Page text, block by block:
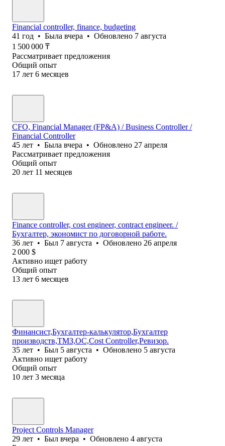
Financial controller, finance, budgeting
41 год • Была вчера • Обновлено 7 августа
1 500 000 ₸
Рассматривает предложения
Общий опыт
17 лет 6 месяцев
CFO, Financial Manager (FP&A) / Business Controller /
Financial Controller
45 лет • Была вчера • Обновлено 27 апреля
Рассматривает предложения
Общий опыт
20 лет 11 месяцев
Finance controller, cost engineer, contract engineer. /
Бухгалтер, экономист по договорной работе.
36 лет • Был 7 августа • Обновлено 26 апреля
2 000 $
Активно ищет работу
Общий опыт
13 лет 6 месяцев
Финансист,Бухгалтер-калькулятор,Бухгалтер
производств,ТМЗ,ОС,Cost Controller,Ревизор.
35 лет • Был 5 августа • Обновлено 5 августа
Активно ищет работу
Общий опыт
10 лет 3 месяца
Project Controls Manager
29 лет • Был вчера • Обновлено 4 августа